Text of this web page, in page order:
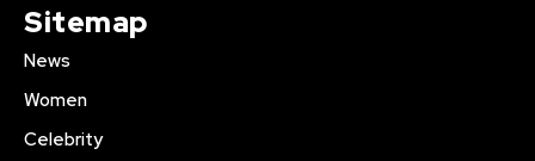
Sitemap
News
Women
Celebrity